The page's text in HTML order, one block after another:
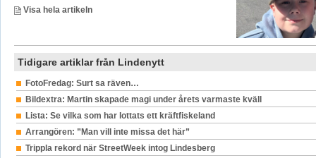
Visa hela artikeln
Tidigare artiklar från Lindenytt
FotoFredag: Surt sa räven…
Bildextra: Martin skapade magi under årets varmaste kväll
Lista: Se vilka som har lottats ett kräftfiskeland
Arrangören: ”Man vill inte missa det här”
Trippla rekord när StreetWeek intog Lindesberg